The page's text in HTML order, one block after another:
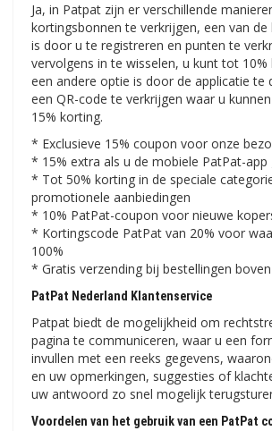
Ja, in Patpat zijn er verschillende
kortingsbonnen te verkrijgen, een van de
is door u te registreren en punten te
vervolgens in te wisselen, u kunt tot
een andere optie is door de applicatie te
een QR-code te verkrijgen waar u
15% korting.
* Exclusieve 15% coupon voor onze
* 15% extra als u de mobiele PatPat-app
* Tot 50% korting in de speciale
promotionele aanbiedingen
* 10% PatPat-coupon voor nieuwe
* Kortingscode PatPat van 20% voor
100%
* Gratis verzending bij bestellingen
PatPat Nederland Klantenservice
Patpat biedt de mogelijkheid om
pagina te communiceren, waar u een
invullen met een reeks gegevens,
en uw opmerkingen, suggesties of
uw antwoord zo snel mogelijk
Voordelen van het gebruik van een PatPat